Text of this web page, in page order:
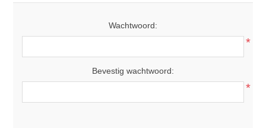
Wachtwoord:
*
Bevestig wachtwoord:
*